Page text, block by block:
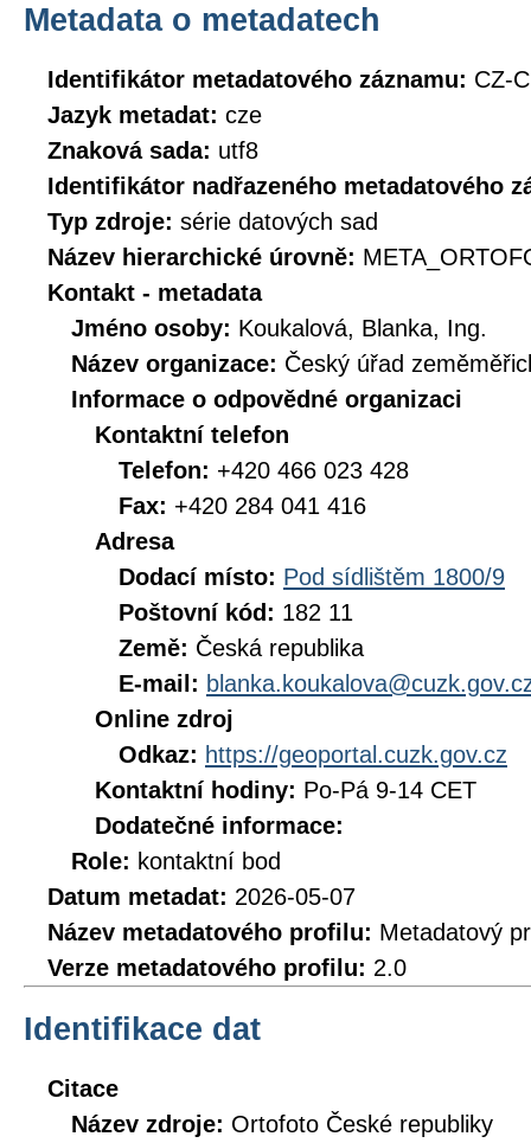
Metadata o metadatech
Identifikátor metadatového záznamu: CZ-
Jazyk metadat: cze
Znaková sada: utf8
Identifikátor nadřazeného metadatového
Typ zdroje: série datových sad
Název hierarchické úrovně:
Kontakt - metadata
Jméno osoby: Koukalová, Blanka, Ing.
Název organizace: Český úřad
Informace o odpovědné organizaci
Kontaktní telefon
Telefon: +420 466 023 428
Fax: +420 284 041 416
Adresa
Dodací místo: Pod sídlištěm 1800/9
Poštovní kód: 182 11
Země: Česká republika
E-mail:
Online zdroj
Odkaz: https://geoportal.cuzk.gov.cz
Kontaktní hodiny: Po-Pá 9-14 CET
Dodatečné informace:
Role: kontaktní bod
Datum metadat: 2026-05-07
Název metadatového profilu: Metadatový
Verze metadatového profilu: 2.0
Identifikace dat
Citace
Název zdroje: Ortofoto České republiky